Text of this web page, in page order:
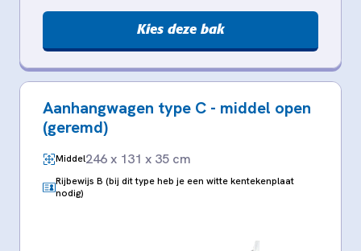
Kies deze bak
Aanhangwagen type C - middel open
(geremd)
Middel246 x 131 x 35 cm
Rijbewijs B (bij dit type heb je een witte kentekenplaat
nodig)